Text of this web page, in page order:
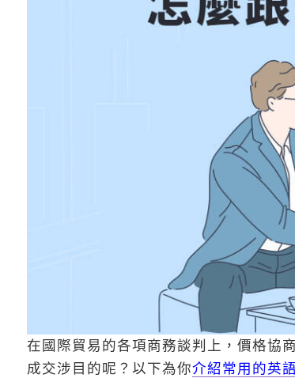
在國際貿易的各項商務談判上，價格協
成交涉目的呢？以下為你介紹常用的英